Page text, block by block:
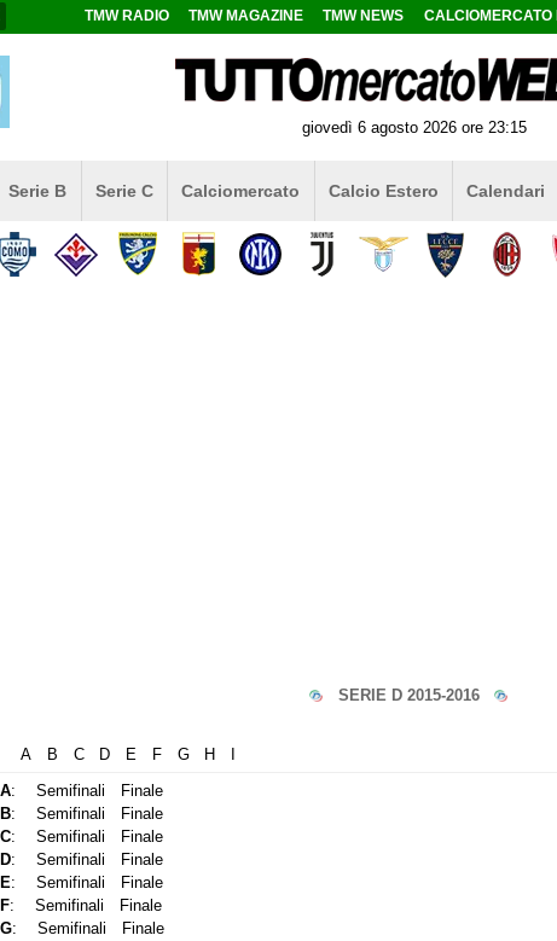
TMW RADIO TMW MAGAZINE TMW NEWS CALCIOMERCATO
giovedì 6 agosto 2026 ore 23:15
Serie B Serie C Calciomercato Calcio Estero Calendari
SERIE D 2015-2016
A B C D E F G H
: Semifinali
Finale
: Semifinali
Finale
: Semifinali
Finale
: Semifinali
Finale
: Semifinali
Finale
: Semifinali
Finale
: Semifinali
Finale